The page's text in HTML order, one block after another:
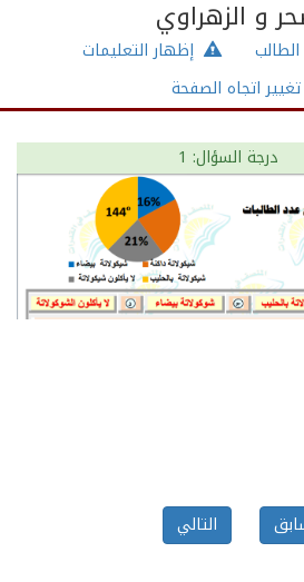
و الزهراوي
إظهار التعليمات
تغيير اتجاه الصفحة
السؤال: 1